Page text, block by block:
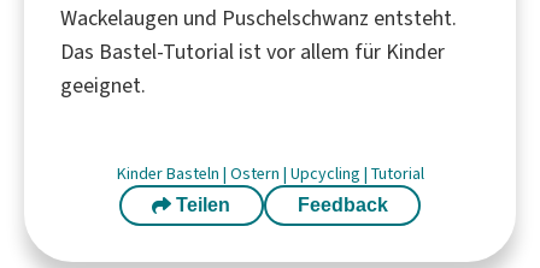
Wackelaugen und Puschelschwanz entsteht.
Das Bastel-Tutorial ist vor allem für Kinder
geeignet.
KinderBasteln | Ostern | Upcycling | Tutorial
Teilen Feedback